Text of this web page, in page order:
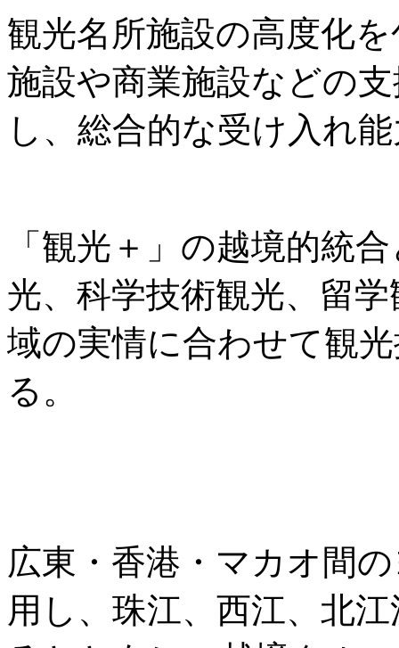
観光名所施設の高度化
施設や商業施設などの
し、総合的な受け入れ
「観光＋」の越境的統
光、科学技術観光、留
域の実情に合わせて観
る。
広東・香港・マカオ間
用し、珠江、西江、北